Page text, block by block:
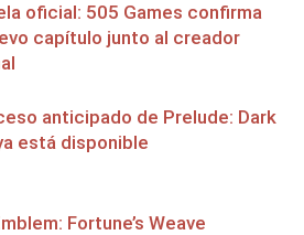
oficial: 505 Games confirma
capítulo junto al creador
anticipado de Prelude: Dark
está disponible
Fortune’s Weave